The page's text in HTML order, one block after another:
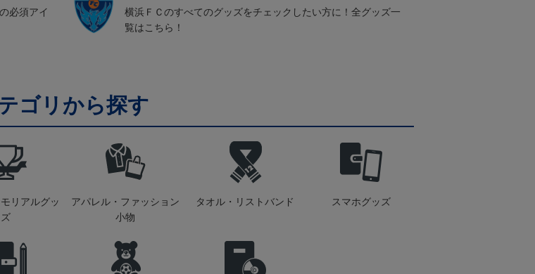
必須アイ
横浜ＦＣのすべてのグッズをチェックしたい方に！全グッズ一
覧はこちら！
ゴリから探す
リアルグッ
ズ
アパレル・ファッション
小物
タオル・リストバンド スマホグッズ